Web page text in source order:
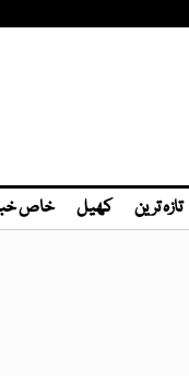
تازہ ترین کھیل خاص